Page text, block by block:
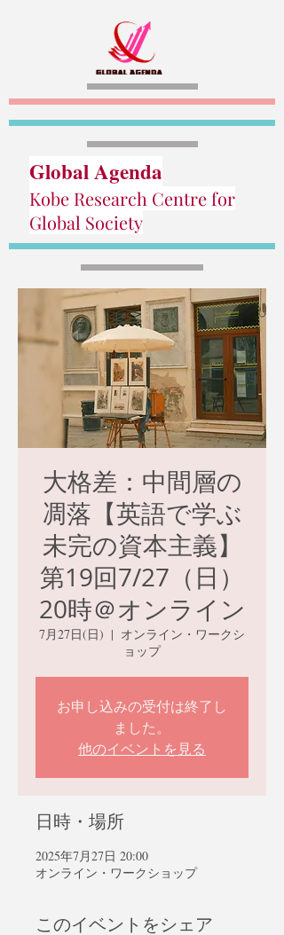
Global Agenda
Kobe Research Centre for
Global Society
大格差：中間層の
凋落【英語で学ぶ
未完の資本主義】
第19回7/27（日）
20時＠オンライン
7月27日(日)
  |
オンライン・ワークシ
ョップ
お申し込みの受付は終了し
ました。
他のイベントを見る
日時・場所
2025年7月27日 20:00
オンライン・ワークショップ
このイベントをシェア